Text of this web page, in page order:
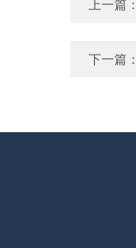
上一篇
下一篇